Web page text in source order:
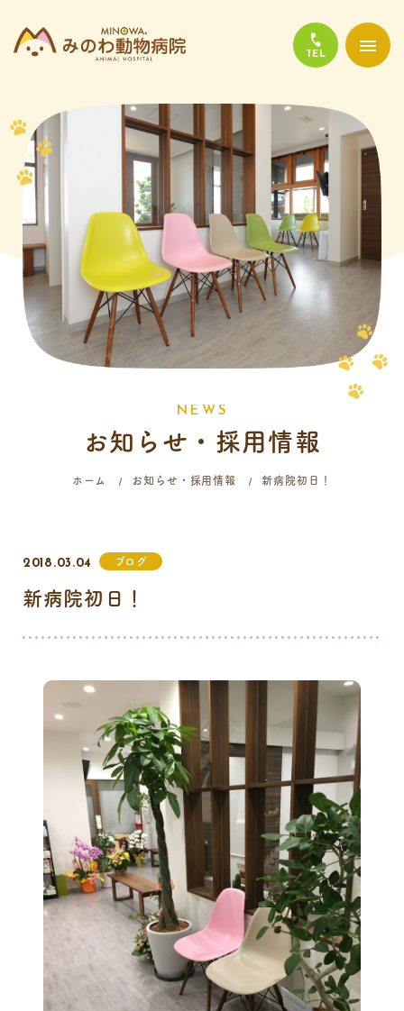
当院について
診療について
かかりやすい代表的な病気
よくある質問
058-214-4071
9:00 - 12:00
16:00 - 19:00
N E W S
お知らせ・採用情報
ホーム お知らせ・採用情報 新病院初日！
2018.03.04 ブログ
新病院初日！